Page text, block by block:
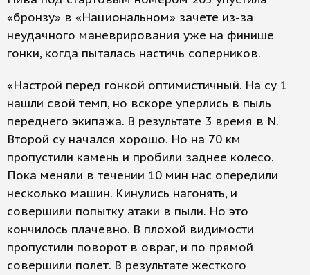
«бронзу» в «Национальном» зачете из-за
неудачного маневрирования уже на финише
гонки, когда пыталась настичь соперников.
«Настрой перед гонкой оптимистичный. На су 1
нашли свой темп, но вскоре уперлись в пыль
переднего экипажа. В результате 3 время в N.
Второй су начался хорошо. Но на 70 км
пропустили камень и пробили заднее колесо.
Пока меняли в течении 10 мин нас опередили
несколько машин. Кинулись нагонять, и
совершили попытку атаки в пыли. Но это
кончилось плачевно. В плохой видимости
пропустили поворот в овраг, и по прямой
совершили полет. В результате жесткого